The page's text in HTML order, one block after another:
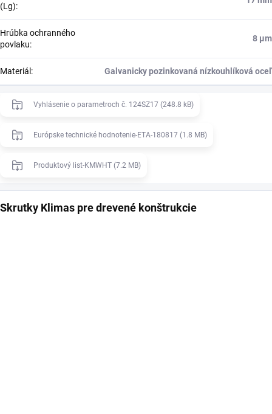
(Lg):
Hrúbka ochranného
povlaku:
8 μm
Materiál: Galvanicky pozinkovaná nízkouhlíková oceľ
Vyhlásenie o parametroch č. 124SZ17 (248.8 kB)
Európske technické hodnotenie-ETA-180817 (1.8 MB)
Produktový list-KMWHT (7.2 MB)
Skrutky Klimas pre drevené konštrukcie